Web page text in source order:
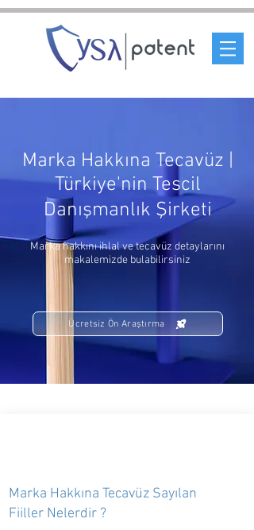
Marka Hakkına Tecavüz |
Türkiye'nin Tescil
Danışmanlık Şirketi
Marka hakkını ihlal ve tecavüz detaylarını
makalemizde bulabilirsiniz
Ücretsiz Ön Araştırma
Marka Hakkına Tecavüz Sayılan
Fiiller Nelerdir ?